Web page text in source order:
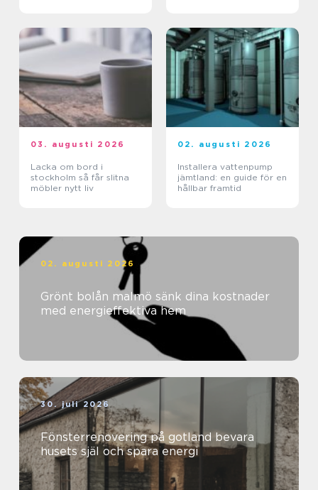
03. augusti 2026
Lacka om bord i
stockholm så får slitna
möbler nytt liv
02. augusti 2026
Installera vattenpump
jämtland: en guide för en
hållbar framtid
02. augusti 2026
Grönt bolån malmö sänk dina kostnader
med energieffektiva hem
30. juli 2026
Fönsterrenovering på gotland bevara
husets själ och spara energi